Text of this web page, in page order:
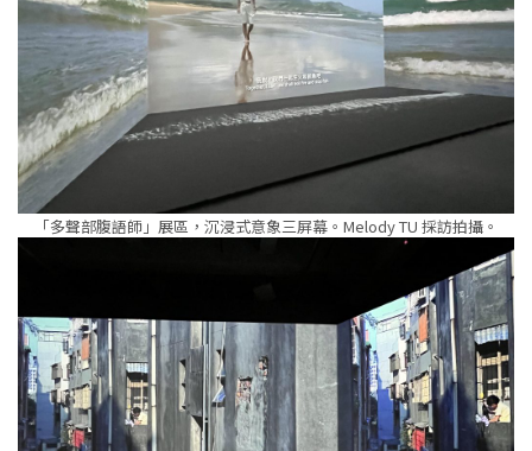
「多聲部腹語師」展區，沉浸式意象三屏幕。Melody TU 採訪拍攝。